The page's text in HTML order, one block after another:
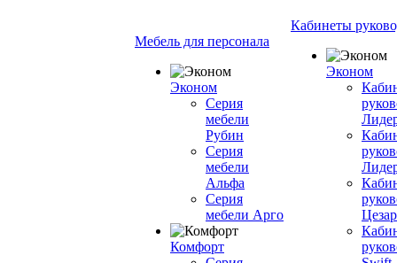
Мебель для персонала
Эконом
Серия
мебели
Рубин
Серия
мебели
Альфа
Серия
мебели Арго
Комфорт
Кабинеты
Эконом